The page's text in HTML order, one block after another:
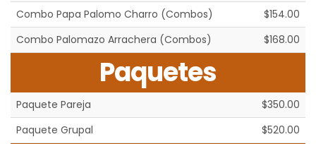
Combo Papa Palomo Charro (Combos)
$154.00
Combo Palomazo Arrachera (Combos)
$168.00
Paquetes
Paquete Pareja
$350.00
Paquete Grupal
$520.00